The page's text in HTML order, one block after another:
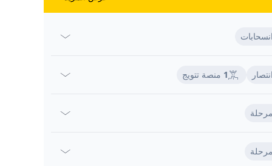
انسحابات
انتصار 1 منصة تتويج
مرحلة
مرحلة